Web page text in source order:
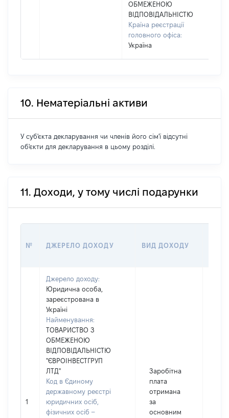
ОБМЕЖЕНОЮ
ВІДПОВІДАЛЬНІСТЮ
Країна реєстрації
головного офіса:
Україна
10. Нематеріальні активи
У суб'єкта декларування чи членів його сім'ї відсутні
об'єкти для декларування в цьому розділі.
11. Доходи, у тому числі подарунки
№ ДЖЕРЕЛО ДОХОДУ ВИД ДОХОДУ
1
Джерело доходу:
Юридична особа,
зареєстрована в
Україні
Найменування:
ТОВАРИСТВО З
ОБМЕЖЕНОЮ
ВІДПОВІДАЛЬНІСТЮ
"ЄВРОІНВЕСТГРУП
ЛТД"
Код в Єдиному
державному реєстрі
юридичних осіб,
фізичних осіб –
Заробітна
плата
отримана
за
основним